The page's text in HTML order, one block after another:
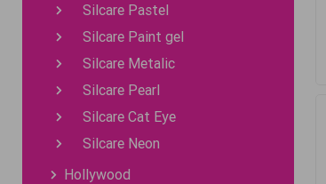
Silcare Pastel
Silcare Paint gel
Silcare Metalic
Silcare Pearl
Silcare Cat Eye
Silcare Neon
Hollywood